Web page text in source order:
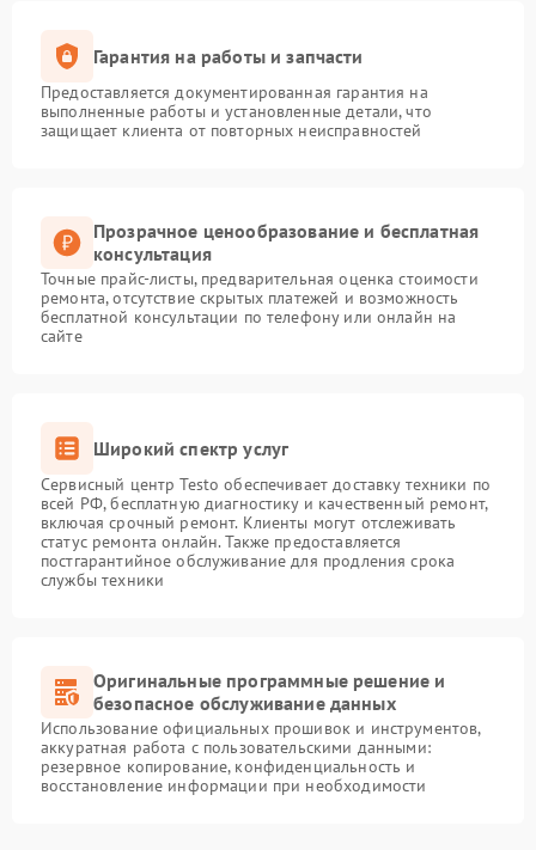
Гарантия на работы и запчасти
Предоставляется документированная гарантия на
выполненные работы и установленные детали, что
защищает клиента от повторных неисправностей
Прозрачное ценообразование и бесплатная
консультация
Точные прайс-листы, предварительная оценка стоимости
ремонта, отсутствие скрытых платежей и возможность
бесплатной консультации по телефону или онлайн на
сайте
Широкий спектр услуг
Сервисный центр Testo обеспечивает доставку техники по
всей РФ, бесплатную диагностику и качественный ремонт,
включая срочный ремонт. Клиенты могут отслеживать
статус ремонта онлайн. Также предоставляется
постгарантийное обслуживание для продления срока
службы техники
Оригинальные программные решение и
безопасное обслуживание данных
Использование официальных прошивок и инструментов,
аккуратная работа с пользовательскими данными:
резервное копирование, конфиденциальность и
восстановление информации при необходимости